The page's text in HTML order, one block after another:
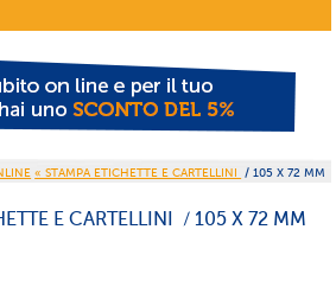
« STAMPA ETICHETTE E CARTELLINI / 105 X 72 MM
E CARTELLINI / 105 X 72 MM